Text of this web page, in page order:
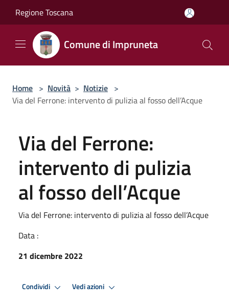
Regione Toscana
Comune di Impruneta
Home > Novità > Notizie >
Via del Ferrone: intervento di pulizia al fosso dell’Acque
Via del Ferrone:
intervento di pulizia
al fosso dell’Acque
Via del Ferrone: intervento di pulizia al fosso dell’Acque
Data :
21 dicembre 2022
Condividi Vedi azioni